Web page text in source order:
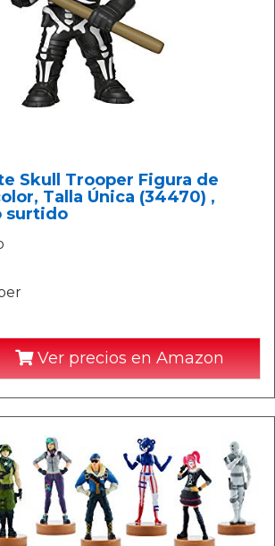
Skull Trooper Figura de
Talla Única (34470) ,
surtido
Ver precios en Amazon